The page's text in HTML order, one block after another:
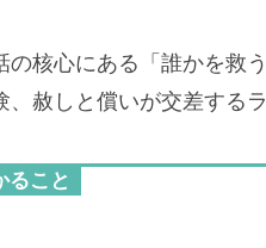
の核心にある「誰かを救
赦しと償いが交差する
ること